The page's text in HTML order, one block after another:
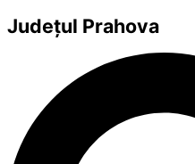
Județul Prahova